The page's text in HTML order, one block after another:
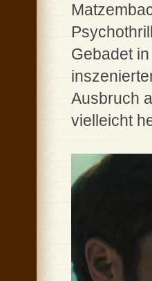
Gebadet
Ausbruch
vielleicht